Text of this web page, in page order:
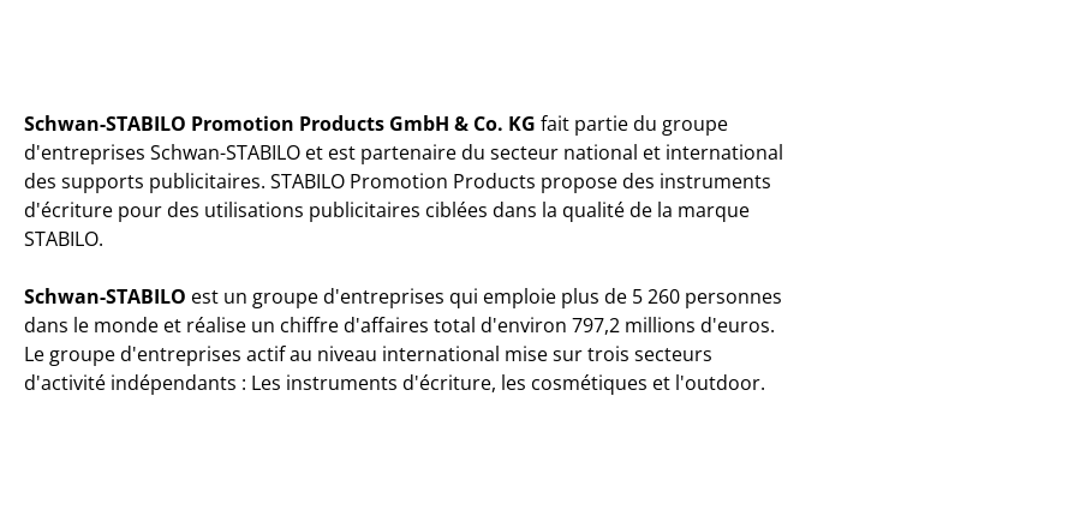
Schwan-STABILO Promotion Products GmbH & Co. KG fait partie du groupe
d'entreprises Schwan-STABILO et est partenaire du secteur national et international
des supports publicitaires. STABILO Promotion Products propose des instruments
d'écriture pour des utilisations publicitaires ciblées dans la qualité de la marque
STABILO.
Schwan-STABILO est un groupe d'entreprises qui emploie plus de 5 260 personnes
dans le monde et réalise un chiffre d'affaires total d'environ 797,2 millions d'euros.
Le groupe d'entreprises actif au niveau international mise sur trois secteurs
d'activité indépendants : Les instruments d'écriture, les cosmétiques et l'outdoor.